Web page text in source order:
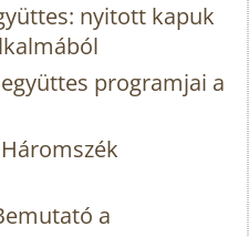
nyitott kapuk
programjai a
a